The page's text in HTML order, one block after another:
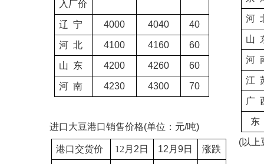
入厂价
辽 宁 4000 4040 40
河 北 4100 4160 60
山 东 4200 4260 60
河 南 4230 4300 70
进口大豆港口销售价格(单位：元/吨)
港口交货价 12 月 2 日 12 月9日 涨跌
河
山
河
江
广
东
(以上